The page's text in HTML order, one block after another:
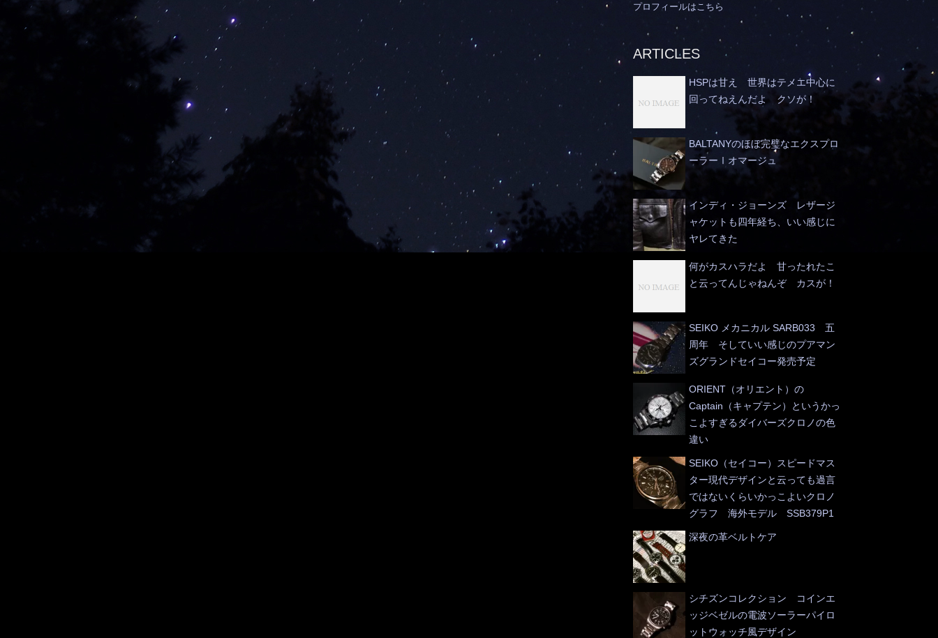
プロフィールはこちら
ARTICLES
HSPは甘え 世界はテメエ中心に
回ってねえんだよ クソが！
BALTANYのほぼ完璧なエクスプロ
ーラーⅠオマージュ
インディ・ジョーンズ レザージ
ャケットも四年経ち、いい感じに
ヤレてきた
何がカスハラだよ 甘ったれたこ
と云ってんじゃねんぞ カスが！
SEIKO メカニカル SARB033 五
周年 そしていい感じのプアマン
ズグランドセイコー発売予定
ORIENT（オリエント）の
Captain（キャプテン）というかっ
こよすぎるダイバーズクロノの色
違い
SEIKO（セイコー）スピードマス
ター現代デザインと云っても過言
ではないくらいかっこよいクロノ
グラフ 海外モデル SSB379P1
深夜の革ベルトケア
シチズンコレクション コインエ
ッジベゼルの電波ソーラーパイロ
ットウォッチ風デザイン